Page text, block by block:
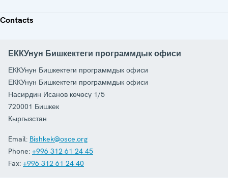
Contacts
ЕККУнун Бишкектеги программдык офиси
ЕККУнун Бишкектеги программдык офиси
ЕККУнун Бишкектеги программдык офиси
Насирдин Исанов көчөсү 1/5
720001 Бишкек
Кыргызстан
Email: Bishkek@osce.org
Phone: +996 312 61 24 45
Fax: +996 312 61 24 40